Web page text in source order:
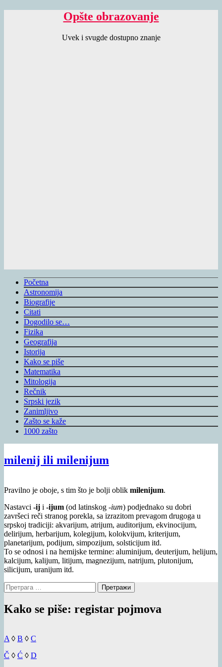
Opšte obrazovanje
Uvek i svugde dostupno znanje
Početna
Astronomija
Biografije
Citati
Dogodilo se…
Fizika
Geografija
Istorija
Kako se piše
Matematika
Mitologija
Rečnik
Srpski jezik
Zanimljivo
Zašto se kaže
1000 zašto
milenij ili milenijum
Pravilno je oboje, s tim što je bolji oblik milenijum.
Nastavci -ij i -ijum (od latinskog -ium) podjednako su dobri
završeci reči stranog porekla, sa izrazitom prevagom drugoga u
srpskoj tradiciji: akvarijum, atrijum, auditorijum, ekvinocijum,
delirijum, herbarijum, kolegijum, kolokvijum, kriterijum,
planetarijum, podijum, simpozijum, solsticijum itd.
To se odnosi i na hemijske termine: aluminijum, deuterijum, helijum,
kalcijum, kalijum, litijum, magnezijum, natrijum, plutonijum,
silicijum, uranijum itd.
Претрага
за:
Kako se piše: registar pojmova
A◊ B ◊ C
Č ◊ Ć ◊ D